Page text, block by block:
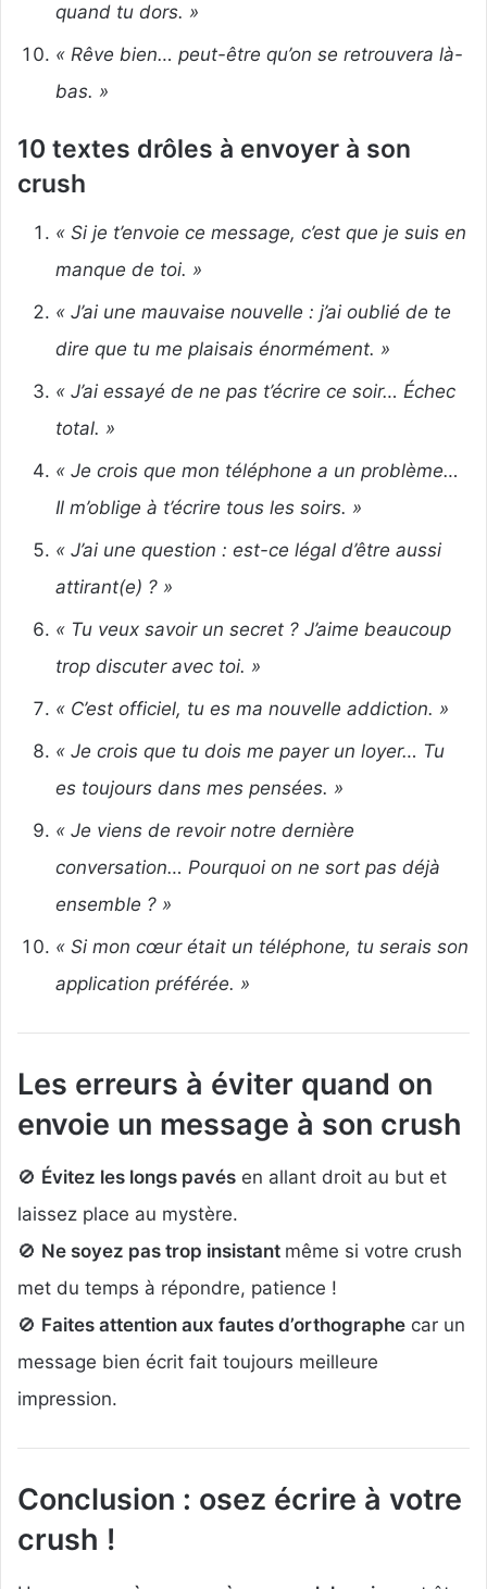
quand tu dors. »
« Rêve bien… peut-être qu’on se retrouvera là-
bas. »
10 textes drôles à envoyer à son
crush
« Si je t’envoie ce message, c’est que je suis en
manque de toi. »
« J’ai une mauvaise nouvelle : j’ai oublié de te
dire que tu me plaisais énormément. »
« J’ai essayé de ne pas t’écrire ce soir… Échec
total. »
« Je crois que mon téléphone a un problème…
Il m’oblige à t’écrire tous les soirs. »
« J’ai une question : est-ce légal d’être aussi
attirant(e) ? »
« Tu veux savoir un secret ? J’aime beaucoup
trop discuter avec toi. »
« C’est officiel, tu es ma nouvelle addiction. »
« Je crois que tu dois me payer un loyer… Tu
es toujours dans mes pensées. »
« Je viens de revoir notre dernière
conversation… Pourquoi on ne sort pas déjà
ensemble ? »
« Si mon cœur était un téléphone, tu serais son
application préférée. »
Les erreurs à éviter quand on
envoie un message à son crush
🚫 Évitez les longs pavés en allant droit au but et
laissez place au mystère.
🚫 Ne soyez pas trop insistant même si votre crush
met du temps à répondre, patience !
🚫 Faites attention aux fautes d’orthographe car un
message bien écrit fait toujours meilleure
impression.
Conclusion : osez écrire à votre
crush !